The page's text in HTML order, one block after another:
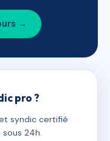
→
pro ?
syndic certifié
sous 24h.